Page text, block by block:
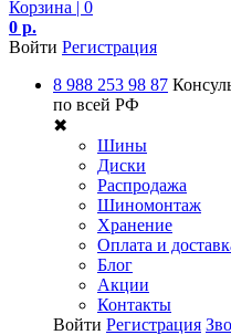
Корзина | 0
0 р.
Войти Регистрация
8 988 253 98 87
по всей РФ
✖
Шины
Диски
Распродажа
Шиномонтаж
Хранение
Оплата и
Блог
Акции
Контакты
Войти Регистрация